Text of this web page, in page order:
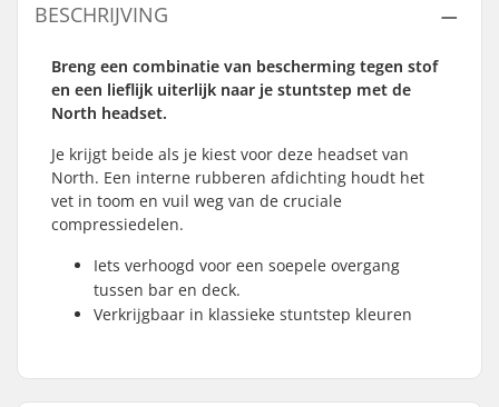
BESCHRIJVING
Breng een combinatie van bescherming tegen stof
en een lieflijk uiterlijk naar je stuntstep met de
North headset.
Je krijgt beide als je kiest voor deze headset van
North. Een interne rubberen afdichting houdt het
vet in toom en vuil weg van de cruciale
compressiedelen.
Iets verhoogd voor een soepele overgang
tussen bar en deck.
Verkrijgbaar in klassieke stuntstep kleuren